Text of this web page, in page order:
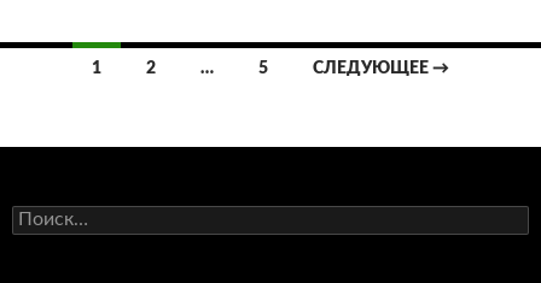
по
1 2 … 5 СЛЕДУЮЩЕЕ →
Н
а